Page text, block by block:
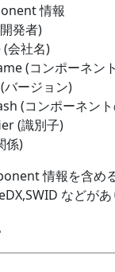
情報
発者)
会社名)
(コンポーネン
ージョン)
(コンポーネン
(識別⼦)
係)
情報を含め
などがあ